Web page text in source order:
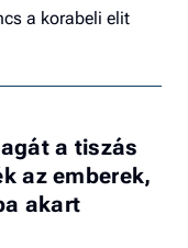
a korabeli elit
a tiszás
az emberek,
akart